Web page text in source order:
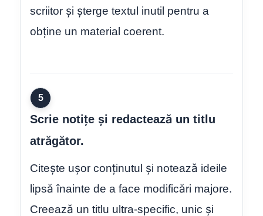
scriitor și șterge textul inutil pentru a
obține un material coerent.
5
Scrie notițe și redactează un titlu
atrăgător.
Citește ușor conținutul și notează ideile
lipsă înainte de a face modificări majore.
Creează un titlu ultra-specific, unic și